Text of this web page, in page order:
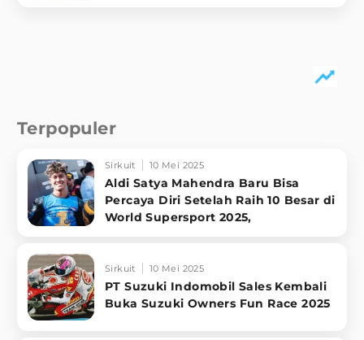
Terpopuler
Sirkuit 10 Mei 2025
Aldi Satya Mahendra Baru Bisa
Percaya Diri Setelah Raih 10 Besar di
World Supersport 2025,
Sirkuit 10 Mei 2025
PT Suzuki Indomobil Sales Kembali
Buka Suzuki Owners Fun Race 2025